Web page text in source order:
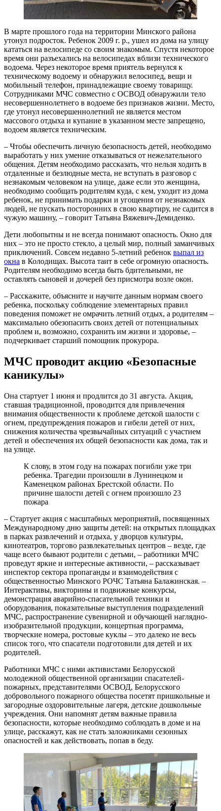
В марте прошлого года на территории Минского района
утонул подросток. Ребенок 2009 г. р., ушел из дома на улицу
кататься на велосипеде со своим знакомым. Спустя некоторое
время они разъехались на велосипедах вблизи технического
водоема. Через некоторое время приятель вернулся к
техническому водоему и обнаружил велосипед, вещи и
мобильный телефон, принадлежащие своему товарищу.
Сотрудниками МЧС совместно с ОСВОД обнаружили тело
несовершеннолетнего в водоеме без признаков жизни. Место,
где утонул несовершеннолетний не является местом
массового отдыха и купание в указанном месте запрещено,
водоем является техническим.
– Чтобы обеспечить личную безопасность детей, необходимо
выработать у них умение отказываться от нежелательного
общения. Детям необходимо рассказать, что нельзя ходить в
отдаленные и безлюдные места, не вступать в разговор с
незнакомым человеком на улице, даже если это женщина,
необходимо сообщать родителям куда, с кем, уходит из дома
ребенок, не принимать подарки и угощения от незнакомых
людей, не пускать посторонних в свою квартиру, не садится в
чужую машину, – говорит Татьяна Вяжевич-Демиденко.
Дети любопытны и не всегда понимают опасность. Окно для
них – это не просто стекло, а целый мир, полный заманчивых
приключений. Совсем недавно 5-летний ребенок выпал из
окна в Колодищах. Высота таит в себе огромную опасность.
Родителям необходимо всегда быть бдительными, не
оставлять сыновей и дочерей без присмотра возле окон.
– Расскажите, объясните и научите данным нормам своего
ребенка, поскольку соблюдение элементарных правил
поведения поможет не омрачить летний отдых, а родителям –
максимально обезопасить своих детей от потенциальных
проблем и, возможно, сохранить им жизни и здоровье, –
подчеркивает старший помощник прокурора.
МЧС проводит акцию «Безопасные
каникулы»
Она стартует 1 июня и продлится до 31 августа. Акция,
ставшая традиционной, проводится для привлечения
внимания общественности к проблеме детской шалости с
огнем, предупреждения пожаров и гибели детей от них,
снижения количества чрезвычайных ситуаций с участием
детей и обеспечения их общей безопасности как дома, так и
на улице.
К слову, в этом году на пожарах погибли уже три
ребенка. Трагедии произошли в Лунинецком и
Каменецком районах Брестской области. По
причине шалости детей с огнем произошло 23
пожара
– Стартует акция с масштабных мероприятий, посвященных
Международному дню защиты детей: на открытых площадках
в парках развлечений и отдыха, у дворцов культуры,
кинотеатров, торгово развлекательных центров – везде, где
чаще всего бывают родители с детьми, – работники МЧС
проведут яркие и интересные активности, – рассказывает
инспектор сектора пропаганды и взаимодействия с
общественностью Минского РОЧС Татьяна Балажинская. –
Интерактивы, викторины и подвижные конкурсы,
демонстрация аварийно-спасательной техники и
оборудования, показательные выступления подразделений
МЧС, распространение сувенирной и обучающей наглядно-
изобразительной продукции, концертная программа,
творческие номера, ростовые куклы – это далеко не весь
список того, что спасатели подготовили для детей и их
родителей.
Работники МЧС с ними активистами Белорусской
молодежной общественной организации спасателей-
пожарных, представителями ОСВОД, Белорусского
добровольного пожарного общества посетят пришкольные и
загородные оздоровительные лагеря, детские дошкольные
учреждения. Они напомнят детям важные правила
безопасности, которые необходимо соблюдать в доме и на
улице, расскажут, как не стать заложниками сезонных
опасностей и как действовать, попав в беду.